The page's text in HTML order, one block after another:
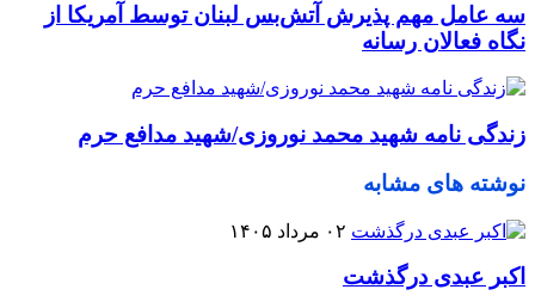
سه عامل مهم پذیرش آتش‌بس لبنان توسط آمریکا از
نگاه فعالان رسانه
زندگی نامه شهید محمد نوروزی/شهید مدافع حرم
نوشته های مشابه
۰۲ مرداد ۱۴۰۵
اکبر عبدی درگذشت